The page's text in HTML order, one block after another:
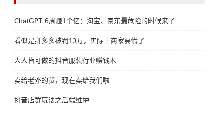
ChatGPT 6周赚1个亿：淘宝、京东最危险的时候来了
看似是拼多多被罚10万，实际上商家要慌了
人人皆可做的抖音服装行业赚钱术
卖给老外的货，现在卖给我们啦
抖音店群玩法之后端维护